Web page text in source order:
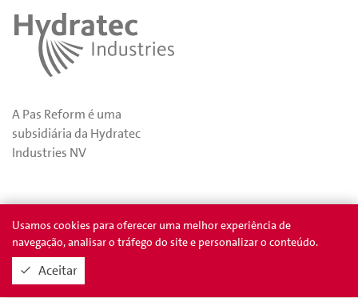
A Pas Reform é uma
subsidiária da Hydratec
Industries NV
Privacidade Prêmios
Usamos cookies para oferecer uma melhor experiência de
navegação, analisar o tráfego do site e personalizar o conteúdo.
Aceitar